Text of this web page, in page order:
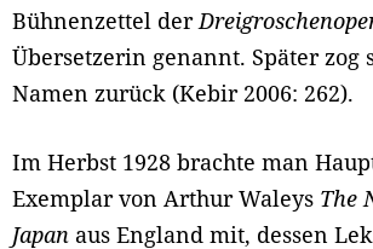
Bühnenzettel der
Übersetzerin genannt. Später zog
Namen zurück (Kebir 2006: 262).
Im Herbst 1928 brachte man
Exemplar von Arthur Waleys The
Japan aus England mit, dessen